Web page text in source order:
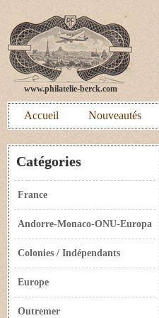
www.philatelie-berck.com
Accueil Nouveautés
Catégories
France
Andorre-Monaco-ONU-Europa
Colonies / Indépendants
Europe
Outremer